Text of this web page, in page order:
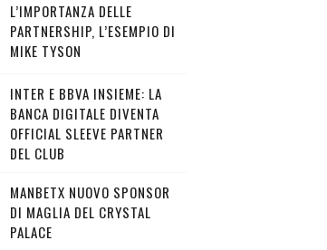
L’IMPORTANZA DELLE
PARTNERSHIP, L’ESEMPIO DI
MIKE TYSON
INTER E BBVA INSIEME: LA
BANCA DIGITALE DIVENTA
OFFICIAL SLEEVE PARTNER
DEL CLUB
MANBETX NUOVO SPONSOR
DI MAGLIA DEL CRYSTAL
PALACE